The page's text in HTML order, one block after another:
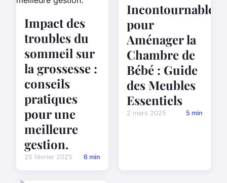
Impact des
troubles du
sommeil sur
la grossesse :
conseils
pratiques
pour une
meilleure
gestion.
25 février 2025 6 min
Incontournables
pour
Aménager la
Chambre de
Bébé : Guide
des Meubles
Essentiels
2 mars 2025 5 min